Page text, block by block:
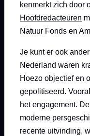
kenmerkt zich door
Hoofdredacteuren
Natuur Fonds en
Je kunt er ook
Nederland waren
Hoezo objectief en
gepolitiseerd.
het engagement.
moderne
recente uitvinding,